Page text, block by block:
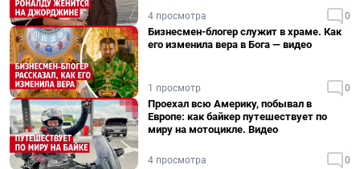
4 просмотра 0
Бизнесмен-блогер служит в храме. Как
его изменила вера в Бога — видео
1 просмотр 0
Проехал всю Америку, побывал в
Европе: как байкер путешествует по
миру на мотоцикле. Видео
4 просмотра 0